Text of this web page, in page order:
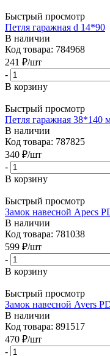
Быстрый просмотр
Петля гаражная d 14*90
В наличии
Код товара: 784968
241 ₽/шт
-
В корзину
Быстрый просмотр
Петля гаражная 38*140
В наличии
Код товара: 787825
340 ₽/шт
-
В корзину
Быстрый просмотр
Замок навесной Apecs
В наличии
Код товара: 781038
599 ₽/шт
-
В корзину
Быстрый просмотр
Замок навесной Avers
В наличии
Код товара: 891517
470 ₽/шт
-